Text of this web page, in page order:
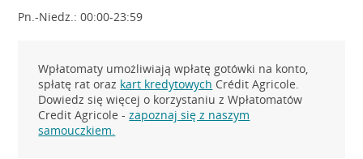
Pn.-Niedz.: 00:00-23:59
Wpłatomaty umożliwiają wpłatę gotówki na konto,
spłatę rat oraz kart kredytowych Crédit Agricole.
Dowiedz się więcej o korzystaniu z Wpłatomatów
Credit Agricole -zapoznaj się z naszym
samouczkiem.